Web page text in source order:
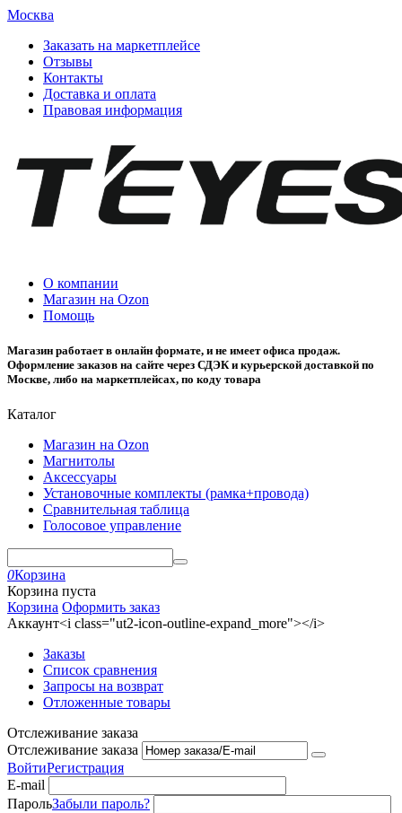
Москва
Заказать на маркетплейсе
Отзывы
Контакты
Доставка и оплата
Правовая информация
О компании
Магазин на Ozon
Помощь
Магазин работает в онлайн формате, и не имеет офиса продаж.
Оформление заказов на сайте через СДЭК и курьерской доставкой по
Москве, либо на маркетплейсах, по коду товара
Каталог
Магазин на Ozon
Магнитолы
Аксессуары
Установочные комплекты (рамка+провода)
Сравнительная таблица
Голосовое управление
0Корзина
Корзина пуста
Корзина Оформить заказ
Аккаунт<i class="ut2-icon-outline-expand_more"></i>
Заказы
Список сравнения
Запросы на возврат
Отложенные товары
Отслеживание заказа
Отслеживание заказа
ВойтиРегистрация
E-mail
ПарольЗабыли пароль?